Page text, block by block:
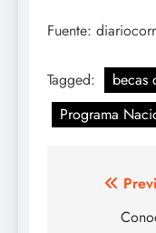
Fuente:
Tagged:
becas
Programa